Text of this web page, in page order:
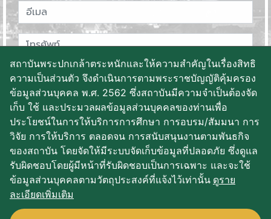
บันทึกข้อมูล
สถาบันพระปกเกล้าตระหนักและให้ความสำคัญในเรื่องสิทธิ
ความเป็นส่วนตัว จึงดำเนินการตามพระราชบัญญัติคุ้มครอง
ข้อมูลส่วนบุคคล พ.ศ. 2562 ซึ่งสถาบันมีความจำเป็นต้องจัด
เก็บ ใช้ และประมวลผลข้อมูลส่วนบุคคลของท่านเพื่อ
ประโยชน์ในการให้บริการการศึกษา การอบรม/สัมมนา การ
วิจัย การให้บริการ ตลอดจน การสนับสนุนงานตามพันธกิจ
ของสถาบัน โดยจัดให้มีระบบจัดเก็บข้อมูลที่ปลอดภัย ซึ่งดูแล
รับผิดชอบโดยผู้มีหน้าที่รับผิดชอบเป็นการเฉพาะ และจะใช้
ข้อมูลส่วนบุคคลตามวัตถุประสงค์ที่แจ้งไว้เท่านั้น ดูราย
ละเอียดเพิ่มเติม